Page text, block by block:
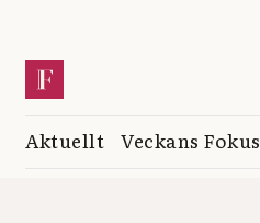
Aktuellt Veckans Fokus